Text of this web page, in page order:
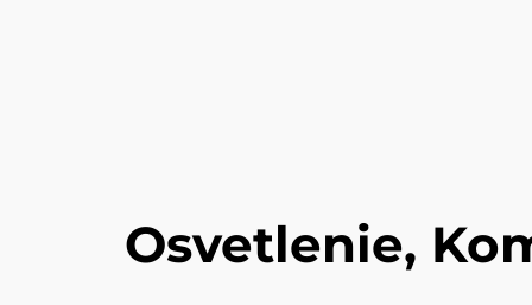
Osvetlenie,